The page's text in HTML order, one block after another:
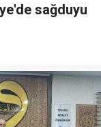
sağduyu